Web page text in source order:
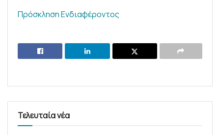
Πρόσκληση Ενδιαφέροντος
Τελευταία νέα